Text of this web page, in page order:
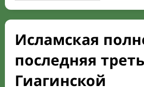
Исламская
последняя
Гиагинской